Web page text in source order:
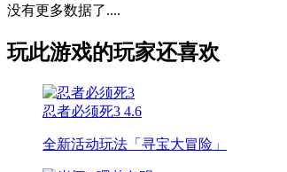
没有更多数据了....
玩此游戏的玩家还喜欢
忍者必须死3 4.6
全新活动玩法「寻宝大冒险」